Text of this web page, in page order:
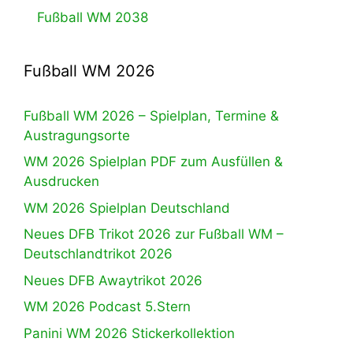
Fußball WM 2038
Fußball WM 2026
Fußball WM 2026 – Spielplan, Termine &
Austragungsorte
WM 2026 Spielplan PDF zum Ausfüllen &
Ausdrucken
WM 2026 Spielplan Deutschland
Neues DFB Trikot 2026 zur Fußball WM –
Deutschlandtrikot 2026
Neues DFB Awaytrikot 2026
WM 2026 Podcast 5.Stern
Panini WM 2026 Stickerkollektion